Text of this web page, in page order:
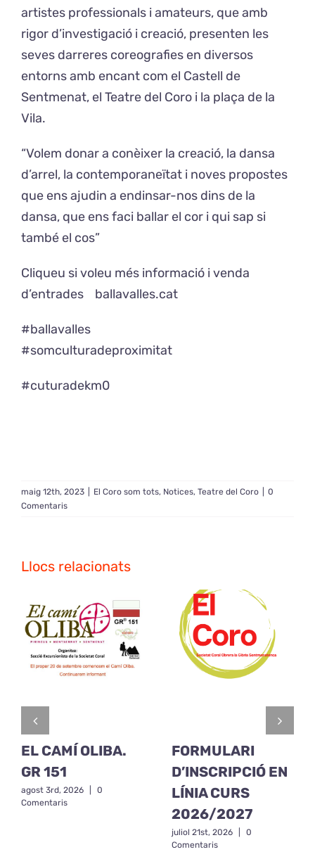
artistes professionals i amateurs, que amb
rigor d’investigació i creació, presenten les
seves darreres coreografies en diversos
entorns amb encant com el Castell de
Sentmenat, el Teatre del Coro i la plaça de la
Vila.
“Volem donar a conèixer la creació, la dansa
d’arrel, la contemporaneïtat i noves propostes
que ens ajudin a endinsar-nos dins de la
dansa, que ens faci ballar el cor i qui sap si
també el cos”
Cliqueu si voleu més informació i venda
d’entrades
ballavalles.cat
#ballavalles
#somculturadeproximitat
#cuturadekm0
maig 12th, 2023 El Coro som tots, Notices, Teatre del Coro
0
Comentaris
Llocs relacionats
EL CAMÍ OLIBA.
GR 151
agost 3rd, 2026
0
Comentaris
FORMULARI
D’INSCRIPCIÓ EN
LÍNIA CURS
2026/2027
juliol 21st, 2026
0
Comentaris